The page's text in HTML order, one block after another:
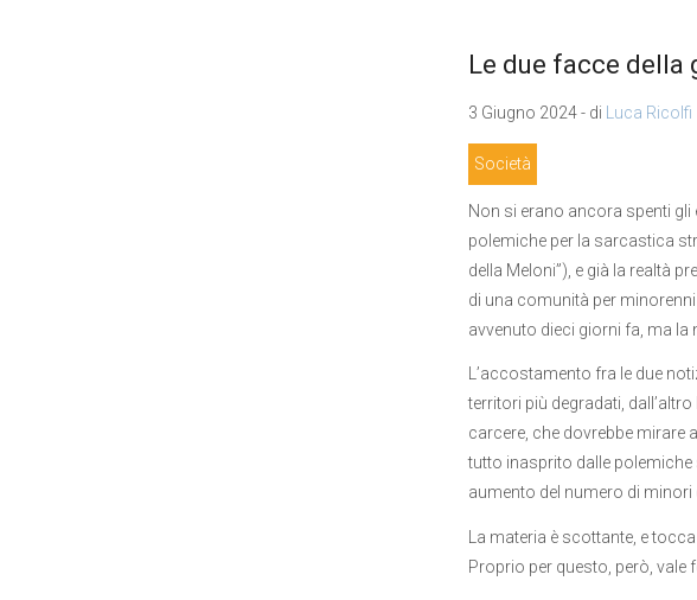
Le due facce della
3 Giugno 2024 - di Luca Ricolfi
Società
Non si erano ancora spenti gli
polemiche per la sarcastica
della Meloni”), e già la realtà
di una comunità per
avvenuto dieci giorni fa, ma la
L’accostamento fra le due
territori più degradati,
carcere, che dovrebbe mirare
tutto inasprito dalle polemiche
aumento del numero di minori
La materia è scottante, e
Proprio per questo, però, vale